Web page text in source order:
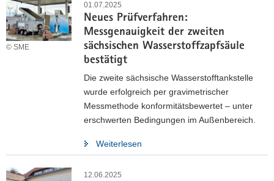
01.07.2025
Neues Prüfverfahren:
Messgenauigkeit der zweiten
sächsischen Wasserstoffzapfsäule
bestätigt
© SME
Die zweite sächsische Wasserstofftankstelle
wurde erfolgreich per gravimetrischer
Messmethode konformitätsbewertet – unter
erschwerten Bedingungen im Außenbereich.
Weiterlesen
12.06.2025